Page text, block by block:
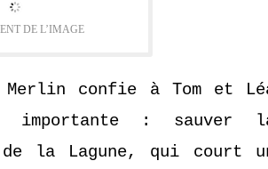
DE L’IMAGE
Merlin confie à Tom et
importante : sauver
de la Lagune, qui court